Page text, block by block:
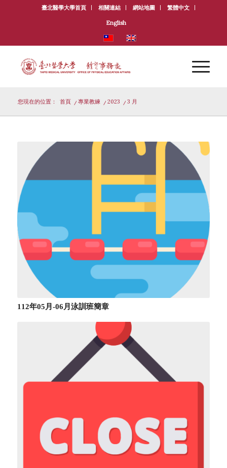
臺北醫學大學首頁 相關連結 網站地圖 繁體中文
English
您現在的位置： 首頁 / 專業教練 / 2023 / 3 月
112年05月-06月泳訓班簡章